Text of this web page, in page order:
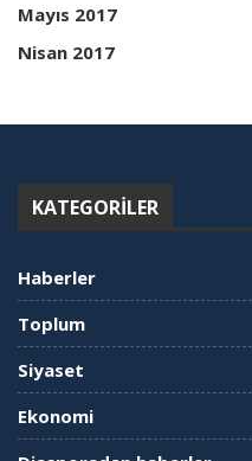
Mayıs 2017
Nisan 2017
KATEGORILER
Haberler
Toplum
Siyaset
Ekonomi